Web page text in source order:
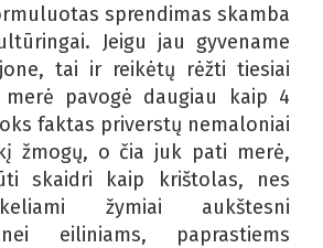
sprendimas skamba
Jeigu jau gyvename
tai ir reikėtų rėžti tiesiai
merė pavogė daugiau kaip 4
faktas priverstų nemaloniai
žmogų, o čia juk pati merė,
skaidri kaip krištolas, nes
žymiai aukštesni
eiliniams, paprastiems